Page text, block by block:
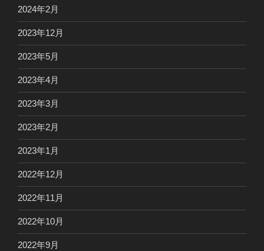
2024年2月
2023年12月
2023年5月
2023年4月
2023年3月
2023年2月
2023年1月
2022年12月
2022年11月
2022年10月
2022年9月